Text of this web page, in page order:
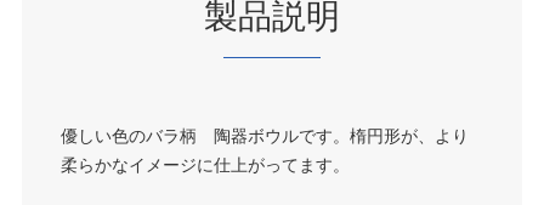
製品説明
優しい色のバラ柄 陶器ボウルです。楕円形が、より
柔らかなイメージに仕上がってます。